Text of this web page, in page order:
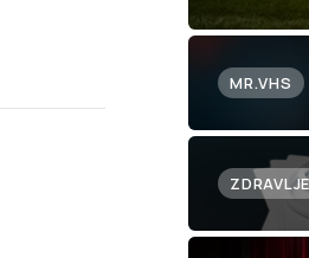
MR.VHS
ZDRAVLJE